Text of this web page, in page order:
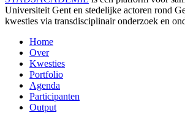
Universiteit Gent en stedelijke actoren rond
kwesties via transdisciplinair onderzoek en
Home
Over
Kwesties
Portfolio
Agenda
Participanten
Output